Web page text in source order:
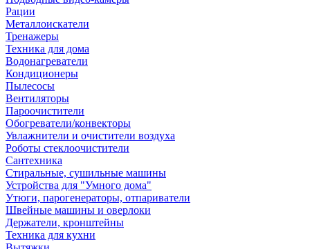
Рации
Металлоискатели
Тренажеры
Техника для дома
Водонагреватели
Кондиционеры
Пылесосы
Вентиляторы
Пароочистители
Обогреватели/конвекторы
Увлажнители и очистители воздуха
Роботы стеклоочистители
Сантехника
Стиральные, сушильные машины
Устройства для "Умного дома"
Утюги, парогенераторы, отпариватели
Швейные машины и оверлоки
Держатели, кронштейны
Техника для кухни